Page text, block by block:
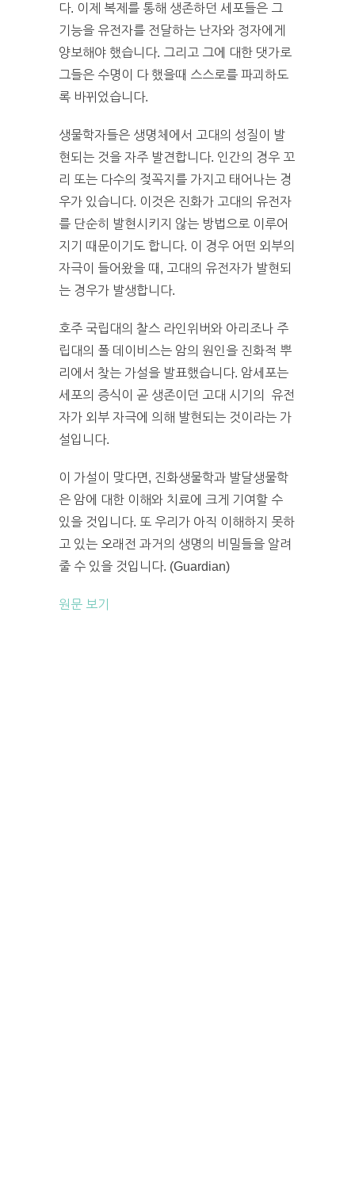
다. 이제 복제를 통해 생존하던 세포들은 그
기능을 유전자를 전달하는 난자와 정자에게
양보해야 했습니다. 그리고 그에 대한 댓가로
그들은 수명이 다 했을때 스스로를 파괴하도
록 바뀌었습니다.
생물학자들은 생명체에서 고대의 성질이 발
현되는 것을 자주 발견합니다. 인간의 경우 꼬
리 또는 다수의 젖꼭지를 가지고 태어나는 경
우가 있습니다. 이것은 진화가 고대의 유전자
를 단순히 발현시키지 않는 방법으로 이루어
지기 때문이기도 합니다. 이 경우 어떤 외부의
자극이 들어왔을 때, 고대의 유전자가 발현되
는 경우가 발생합니다.
호주 국립대의 찰스 라인위버와 아리조나 주
립대의 폴 데이비스는 암의 원인을 진화적 뿌
리에서 찾는 가설을 발표했습니다. 암세포는
세포의 증식이 곧 생존이던 고대 시기의 유전
자가 외부 자극에 의해 발현되는 것이라는 가
설입니다.
이 가설이 맞다면, 진화생물학과 발달생물학
은 암에 대한 이해와 치료에 크게 기여할 수
있을 것입니다. 또 우리가 아직 이해하지 못하
고 있는 오래전 과거의 생명의 비밀들을 알려
줄 수 있을 것입니다. (Guardian)
원문 보기